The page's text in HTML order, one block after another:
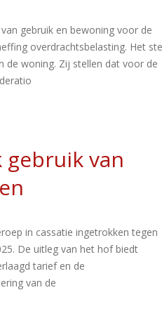
gebruik en bewoning voor de
overdrachtsbelasting. Het
de woning. Zij stellen dat voor de
van
in cassatie ingetrokken tegen
De uitleg van het hof biedt
tarief en de
van de